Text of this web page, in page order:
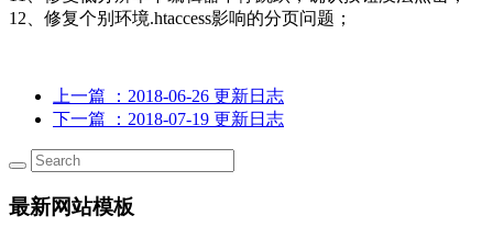
12、修复个别环境.htaccess影响的分页问题；
上一篇
：2018-06-26 更新日志
下一篇
：2018-07-19 更新日志
最新网站模板